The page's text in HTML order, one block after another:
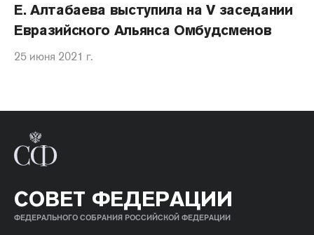
Е. Алтабаева выступила на V заседании
Евразийского Альянса Омбудсменов
25 июня 2021 г.
СОВЕТ ФЕДЕРАЦИИ
ФЕДЕРАЛЬНОГО СОБРАНИЯ РОССИЙСКОЙ ФЕДЕРАЦИИ